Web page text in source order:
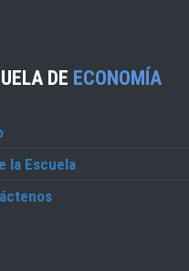
DE ECONOMÍA
la Escuela